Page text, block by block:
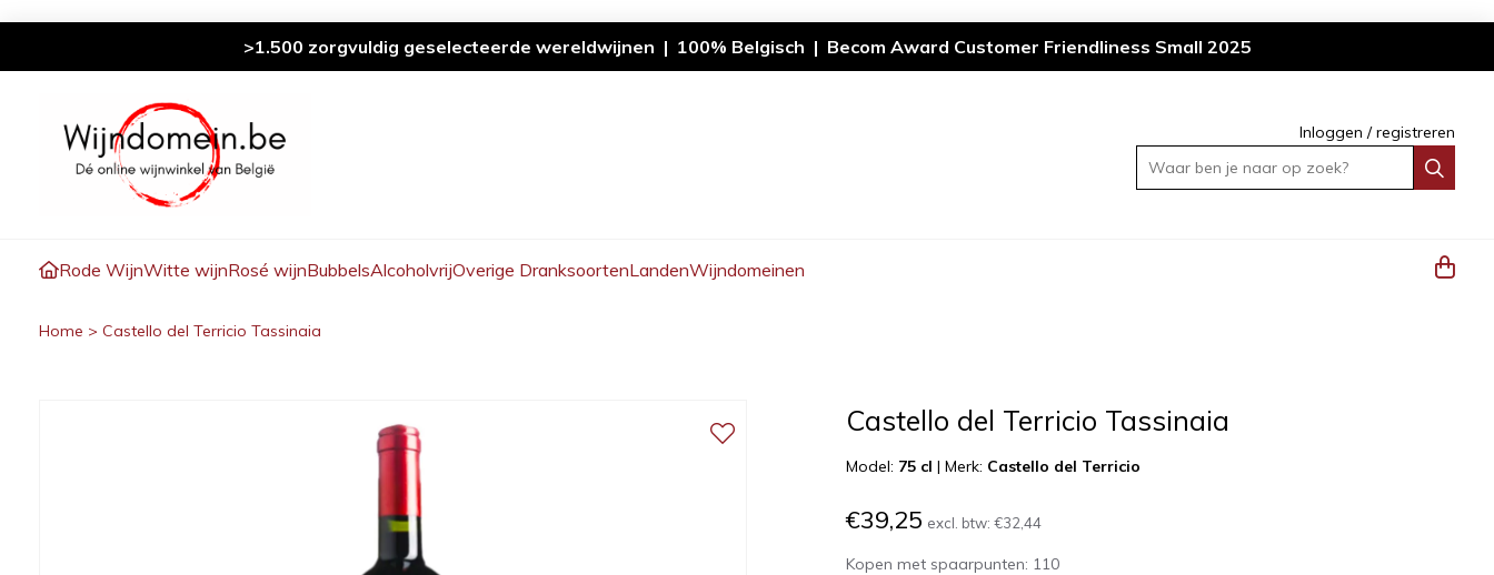
>1.500 zorgvuldig geselecteerde wereldwijnen | 100% Belgisch | Becom Award Customer Friendliness Small 2025
Inloggen /registreren
Waar ben je naar op zoek?
Rode WijnWitte wijnRosé wijnBubbelsAlcoholvrijOverige DranksoortenLandenWijndomeinen
Home > Castello del Terricio Tassinaia
Castello del Terricio Tassinaia
Model: 75 cl |Merk: Castello del Terricio
€39,25 excl. btw:€32,44
Kopen met spaarpunten: 110